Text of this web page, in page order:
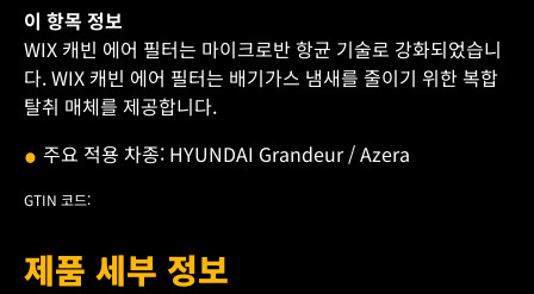
이 항목 정보
WIX 캐빈 에어 필터는 마이크로반 항균 기술로 강화되었습니
다. WIX 캐빈 에어 필터는 배기가스 냄새를 줄이기 위한 복합
탈취 매체를 제공합니다.
주요 적용 차종: HYUNDAI Grandeur / Azera
GTIN 코드:
제품 세부 정보